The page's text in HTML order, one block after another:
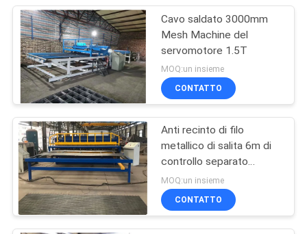
maglia del rotolo
macchina saldata
della rete metallica
Cavo saldato 3000mm
Mesh Machine del
servomotore 1.5T
MOQ:un insieme
CONTATTO
Anti recinto di filo
metallico di salita 6m di
controllo separato
Making Machine
MOQ:un insieme
CONTATTO